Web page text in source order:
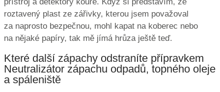
roztavený plast ze zářivky, kterou jsem považoval
za naprosto bezpečnou, mohl kapat na koberec nebo
na nějaké papíry, tak mě jímá hrůza ještě teď.
Které další zápachy odstraníte přípravkem
Neutralizátor zápachu odpadů, topného oleje
a spáleniště